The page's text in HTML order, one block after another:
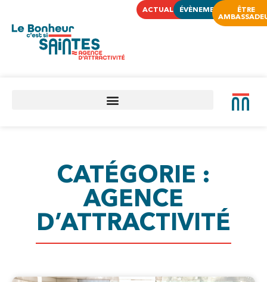
ACTUALITÉSÉVÈNEMENTS
ÊTRE
CATÉGORIE :
AGENCE
D’ATTRACTIVITÉ